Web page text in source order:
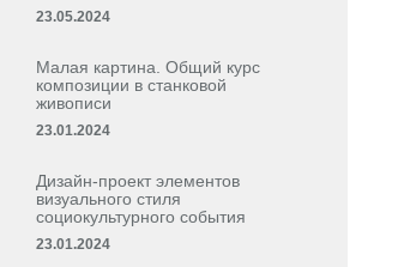
23.05.2024
Малая картина. Общий курс
композиции в станковой
живописи
23.01.2024
Дизайн-проект элементов
визуального стиля
социокультурного события
23.01.2024